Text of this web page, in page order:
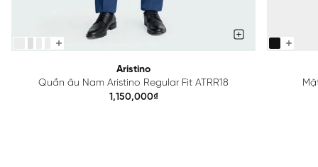
Aristino
Quần âu Nam Aristino Regular Fit ATRR18
1,150,000₫